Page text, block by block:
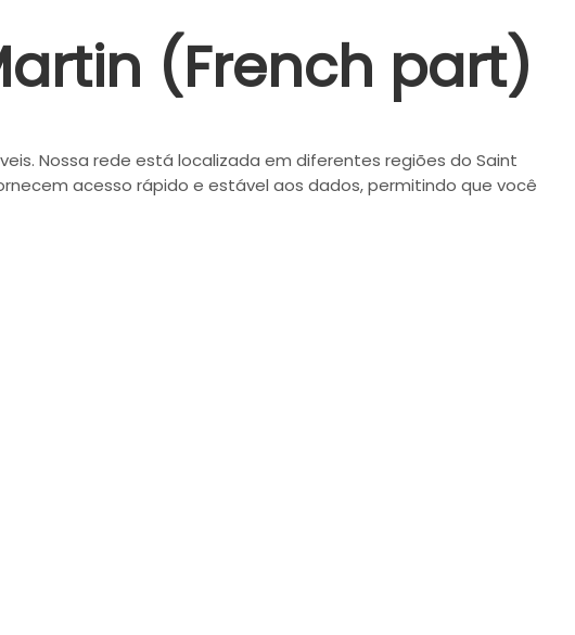
(French part)
Nossa rede está localizada em diferentes regiões do Saint
acesso rápido e estável aos dados, permitindo que você